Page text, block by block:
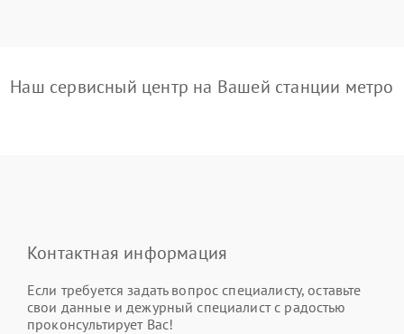
Наш сервисный центр на Вашей станции метро
Контактная информация
Если требуется задать вопрос специалисту, оставьте
свои данные и дежурный специалист с радостью
проконсультирует Вас!